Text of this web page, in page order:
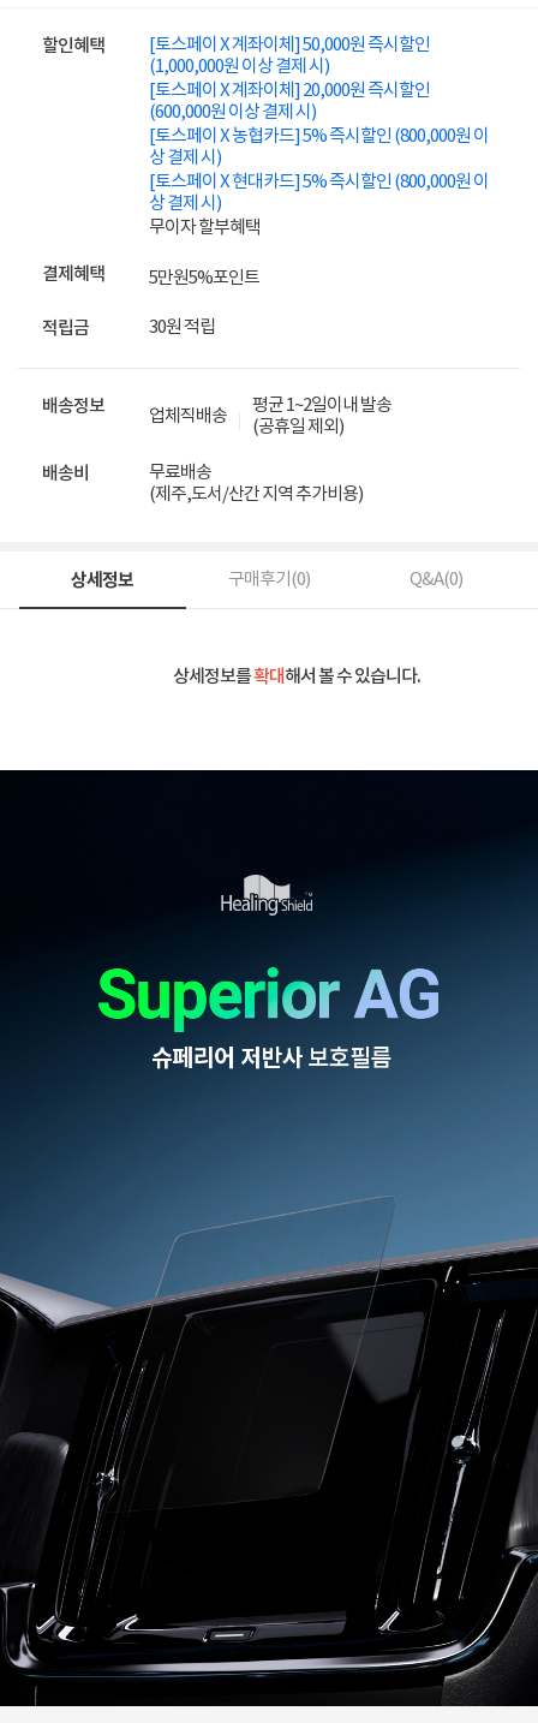
할인혜택
[토스페이 X 계좌이체] 50,000원 즉시할인
(1,000,000원 이상 결제 시)
[토스페이 X 계좌이체] 20,000원 즉시할인
(600,000원 이상 결제 시)
[토스페이 X 농협카드] 5% 즉시할인 (800,000원 이
상 결제 시)
[토스페이 X 현대카드] 5% 즉시할인 (800,000원 이
상 결제 시)
무이자 할부혜택
결제혜택 5만원5%포인트
적립금 30원 적립
배송정보 업체직배송
평균 1~2일이내 발송
(공휴일 제외)
배송비
무료배송
(제주,도서/산간 지역 추가비용)
상세정보 구매후기(0) Q&A(0)
상세정보를확대해서 볼 수 있습니다.